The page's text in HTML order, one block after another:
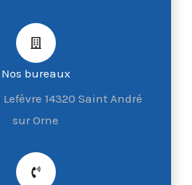
Nos bureaux
14320 Saint André
sur Orne